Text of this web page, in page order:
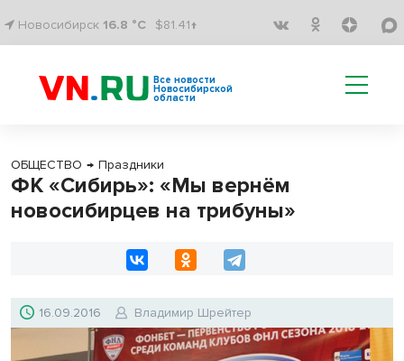
Новосибирск 16.8 °C $81.41↑
Все новости
Новосибирской
области
ОБЩЕСТВО → Праздники
ФК «Сибирь»: «Мы вернём
новосибирцев на трибуны»
16.09.2016 Владимир Шрейтер